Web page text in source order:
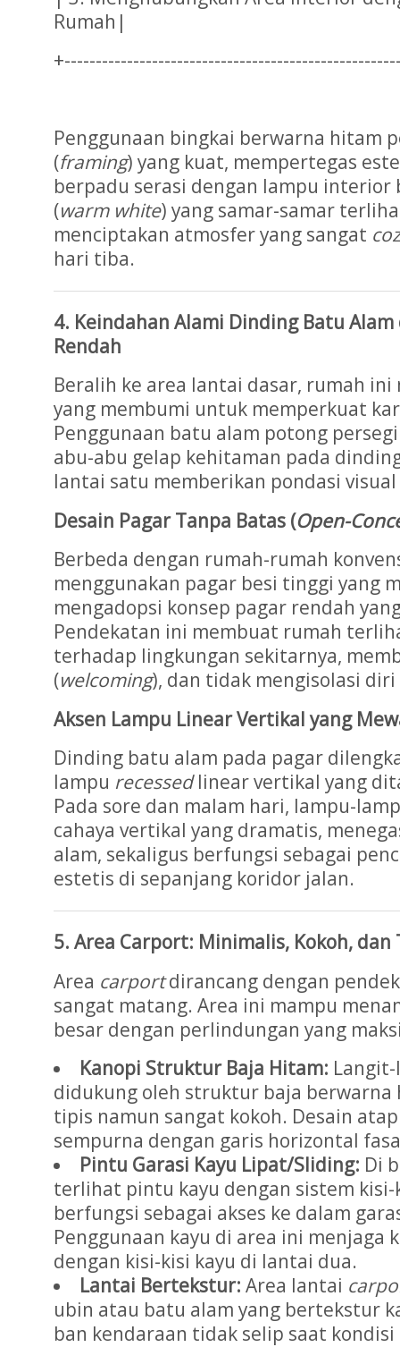
Rumah|
Penggunaan bingkai berwarna hitam
(framing) yang kuat, mempertegas
berpadu serasi dengan lampu
(warm white) yang samar-samar
menciptakan atmosfer yang sangat
hari tiba.
4. Keindahan Alami Dinding Batu Alam
Rendah
Beralih ke area lantai dasar, rumah
yang membumi untuk memperkuat
Penggunaan batu alam potong
abu-abu gelap kehitaman pada
lantai satu memberikan pondasi visual
Desain Pagar Tanpa Batas (Open-
Berbeda dengan rumah-rumah
menggunakan pagar besi tinggi yang
mengadopsi konsep pagar rendah
Pendekatan ini membuat rumah
terhadap lingkungan sekitarnya,
(welcoming), dan tidak mengisolasi
Aksen Lampu Linear Vertikal yang
Dinding batu alam pada pagar
lampu recessedlinear vertikal yang
Pada sore dan malam hari, lampu-
cahaya vertikal yang dramatis,
alam, sekaligus berfungsi sebagai
estetis di sepanjang koridor jalan.
5. Area Carport: Minimalis, Kokoh,
Area carportdirancang dengan
sangat matang. Area ini mampu
besar dengan perlindungan yang
Kanopi Struktur Baja Hitam:
didukung oleh struktur baja berwarna
tipis namun sangat kokoh. Desain
sempurna dengan garis horizontal
Pintu Garasi Kayu Lipat/Sliding: Di
terlihat pintu kayu dengan sistem
berfungsi sebagai akses ke dalam
Penggunaan kayu di area ini menjaga
dengan kisi-kisi kayu di lantai dua.
Lantai Bertekstur: Area lantai
ubin atau batu alam yang bertekstur
ban kendaraan tidak selip saat